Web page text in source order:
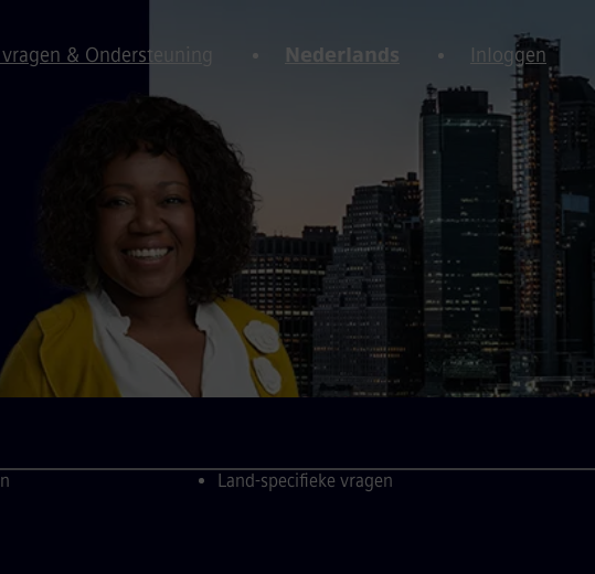
& Ondersteuning Nederlands Inloggen
Land-specifieke vragen